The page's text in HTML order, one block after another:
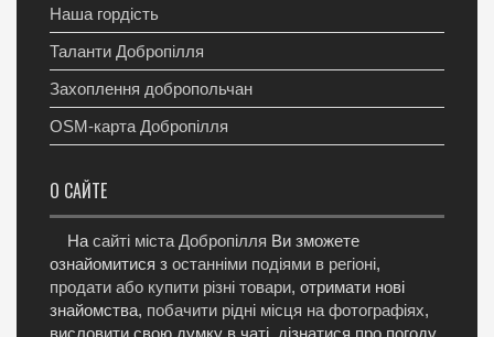
Наша гордість
Таланти Добропілля
Захоплення добропольчан
OSM-карта Добропілля
О САЙТЕ
На сайті міста Добропілля Ви зможете
ознайомитися з останніми подіями в регіоні,
продати або купити різні товари, отримати нові
знайомства, побачити рідні місця на фотографіях,